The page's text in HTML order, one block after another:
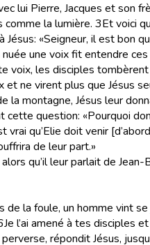
lui Pierre, Jacques et son
la lumière. 3Et voici
«Seigneur, il est bon
une voix fit entendre
voix, les disciples
et ne virent plus que Jésus
la montagne, Jésus leur
cette question: «Pourquoi
vrai qu’Elie doit venir
de leur part.»
qu’il leur parlait de Jean-
de la foule, un homme vint
Je l’ai amené à tes disciples
répondit Jésus,